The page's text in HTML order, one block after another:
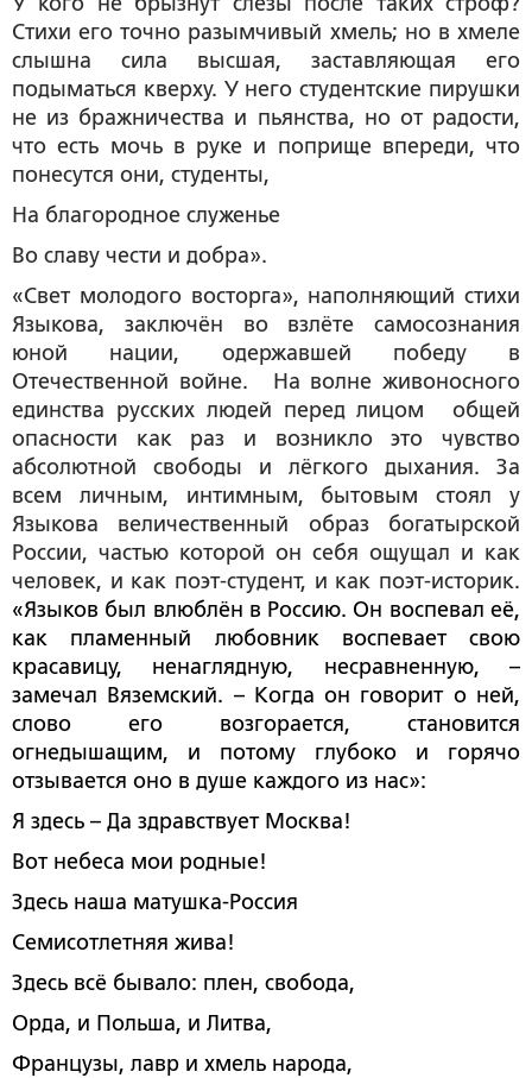
Стихи его точно разымчивый хмель; но в хмеле
слышна сила высшая, заставляющая его
подыматься кверху. У него студентские пирушки
не из бражничества и пьянства, но от радости,
что есть мочь в руке и поприще впереди, что
понесутся они, студенты,
На благородное служенье
Во славу чести и добра».
«Свет молодого восторга», наполняющий стихи
Языкова, заключён во взлёте самосознания
юной нации, одержавшей победу в
Отечественной войне. На волне живоносного
единства русских людей перед лицом общей
опасности как раз и возникло это чувство
абсолютной свободы и лёгкого дыхания. За
всем личным, интимным, бытовым стоял у
Языкова величественный образ богатырской
России, частью которой он себя ощущал и как
человек, и как поэт-студент, и как поэт-историк.
«Языков был влюблён в Россию. Он воспевал её,
как пламенный любовник воспевает свою
красавицу, ненаглядную, несравненную, –
замечал Вяземский. – Когда он говорит о ней,
слово его возгорается, становится
огнедышащим, и потому глубоко и горячо
отзывается оно в душе каждого из нас»:
Я здесь – Да здравствует Москва!
Вот небеса мои родные!
Здесь наша матушка-Россия
Семисотлетняя жива!
Здесь всё бывало: плен, свобода,
Орда, и Польша, и Литва,
Французы, лавр и хмель народа,